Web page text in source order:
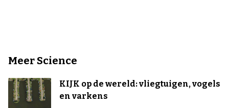
Meer Science
KIJK op de wereld: vliegtuigen, vogels
en varkens